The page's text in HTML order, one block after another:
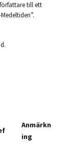
till ett
Anmärkn
ing